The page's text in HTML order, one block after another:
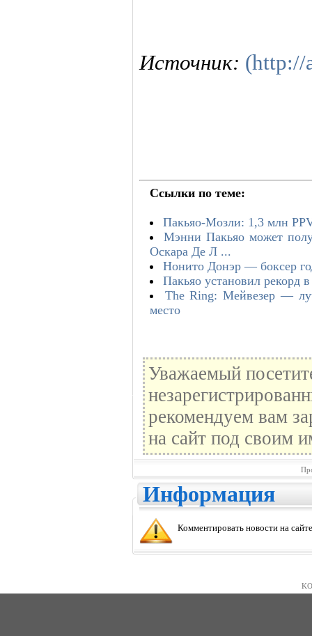
Источник: (http://
Ссылки по теме:
Пакьяо-Мозли: 1,3 млн
Мэнни Пакьяо может
Оскара Де Л ...
Нонито Донэр — боксер
Пакьяо установил рекорд
The Ring: Мейвезер —
место
Уважаемый
рекомендуем вам
на сайт под своим
Информация
Комментировать новости на